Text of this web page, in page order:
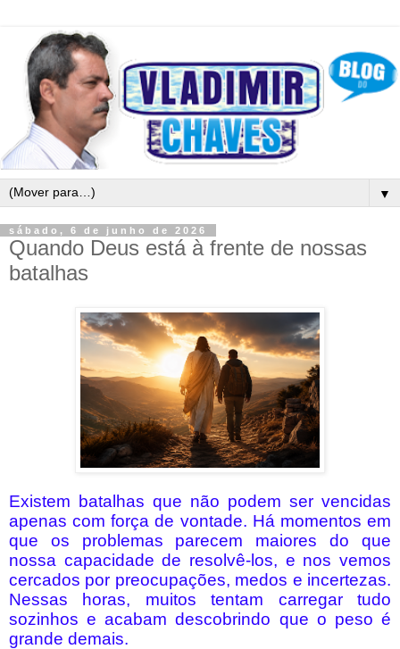
▼
sábado, 6 de junho de 2026
Quando Deus está à frente de nossas
batalhas
Existem batalhas que não podem ser vencidas
apenas com força de vontade. Há momentos em
que os problemas parecem maiores do que
nossa capacidade de resolvê-los, e nos vemos
cercados por preocupações, medos e incertezas.
Nessas horas, muitos tentam carregar tudo
sozinhos e acabam descobrindo que o peso é
grande demais.